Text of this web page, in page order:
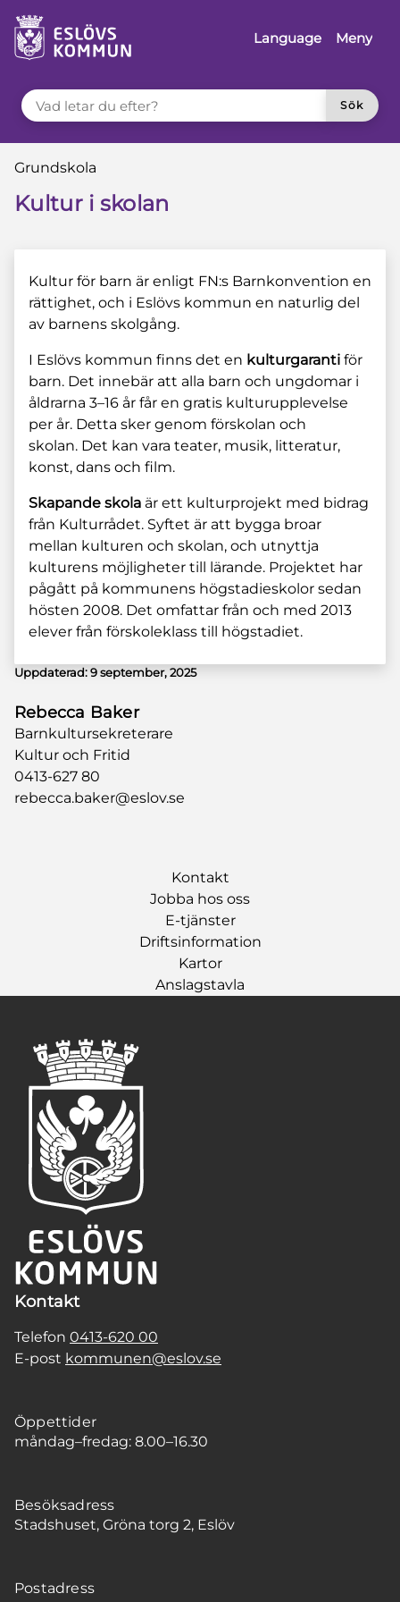
till innehåll
till sidomeny
Language
Meny
VAD LETAR DU EFTER?
Sök
Du är här:
Grundskola
Kultur i skolan
Kultur för barn är enligt FN:s Barnkonvention en
rättighet, och i Eslövs kommun en naturlig del
av barnens skolgång.
I Eslövs kommun finns det en kulturgaranti för
barn. Det innebär att alla barn och ungdomar i
åldrarna 3–16 år får en gratis kulturupplevelse
per år. Detta sker genom förskolan och
skolan. Det kan vara teater, musik, litteratur,
konst, dans och film.
Skapande skola är ett kulturprojekt med bidrag
från Kulturrådet. Syftet är att bygga broar
mellan kulturen och skolan, och utnyttja
kulturens möjligheter till lärande. Projektet har
pågått på kommunens högstadieskolor sedan
hösten 2008. Det omfattar från och med 2013
elever från förskoleklass till högstadiet.
Uppdaterad:9 september, 2025
Rebecca Baker
Barnkultursekreterare
Kultur och Fritid
0413-627 80
rebecca.baker@eslov.se
Kontakt
Jobba hos oss
E-tjänster
Driftsinformation
Kartor
Anslagstavla
Kontakt
Telefon 0413-620 00
E-post kommunen@eslov.se
Öppettider
måndag–fredag: 8.00–16.30
Besöksadress
Stadshuset, Gröna torg 2, Eslöv
Postadress